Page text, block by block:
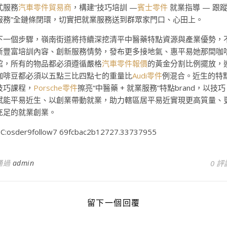
服務汽車零件貿易商 ，構建“技巧培訓 —賓士零件 就業指導 — 跟蹤
務”全鏈條閉環，切實把就業服務送到群眾家門口、心田上。
一個步驟，嶺南街道將持續深挖清平中醫藥特點資源與產業優勢，
豐富培訓內容、創新服務情勢，發布更多接地氣、惠平易她那間咖
，所有的物品都必須遵循嚴格汽車零件報價的黃金分割比例擺放，
啡豆都必須以五點三比四點七的重量比Audi零件例混合。近生的特
巧課程， Porsche零件擦亮“中醫藥 + 就業服務”特點brand，以技巧
能平易近生、以創業帶動就業，助力轄區居平易近實現更高質量、
足的就業創業。
69fcbac2b12727.33737955
過 admin 0 評
留下一個回覆